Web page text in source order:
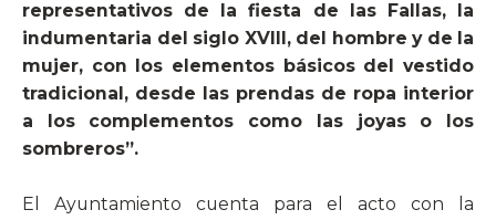
representativos de la fiesta de las Fallas, la
indumentaria del siglo XVIII, del hombre y de la
mujer, con los elementos básicos del vestido
tradicional, desde las prendas de ropa interior
a los complementos como las joyas o los
sombreros”.
El Ayuntamiento cuenta para el acto con la